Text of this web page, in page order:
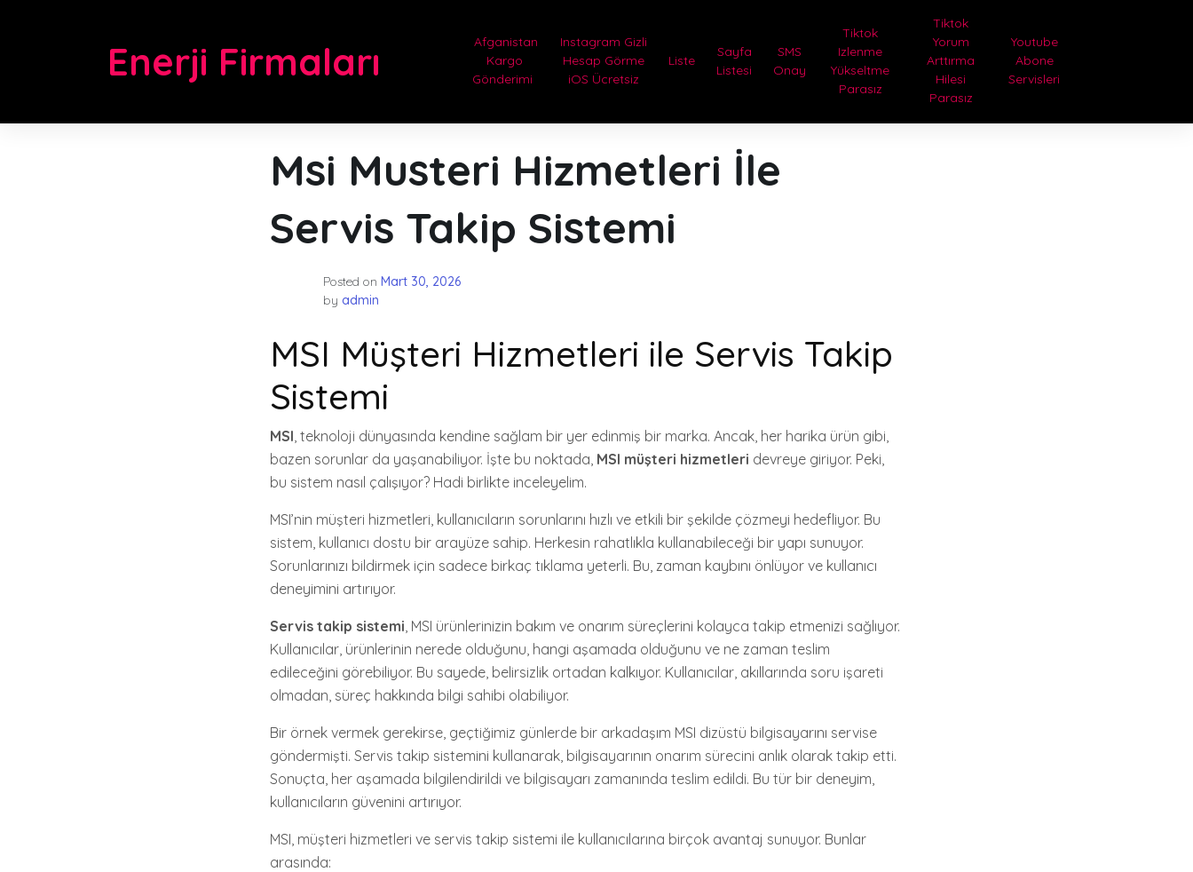
Enerji Firmaları
Afganistan
Kargo
Gönderimi
Instagram Gizli
Hesap Görme
iOS Ücretsiz
Liste
Sayfa
Listesi
SMS
Onay
Tiktok
Izlenme
Yükseltme
Parasız
Tiktok
Yorum
Arttırma
Hilesi
Parasız
Youtube
Abone
Servisleri
Msi Musteri Hizmetleri İle
Servis Takip Sistemi
Posted on Mart 30, 2026
by admin
MSI Müşteri Hizmetleri ile Servis Takip
Sistemi
MSI, teknoloji dünyasında kendine sağlam bir yer edinmiş bir marka. Ancak, her harika ürün gibi,
bazen sorunlar da yaşanabiliyor. İşte bu noktada, MSI müşteri hizmetleri devreye giriyor. Peki,
bu sistem nasıl çalışıyor? Hadi birlikte inceleyelim.
MSI’nin müşteri hizmetleri, kullanıcıların sorunlarını hızlı ve etkili bir şekilde çözmeyi hedefliyor. Bu
sistem, kullanıcı dostu bir arayüze sahip. Herkesin rahatlıkla kullanabileceği bir yapı sunuyor.
Sorunlarınızı bildirmek için sadece birkaç tıklama yeterli. Bu, zaman kaybını önlüyor ve kullanıcı
deneyimini artırıyor.
Servis takip sistemi, MSI ürünlerinizin bakım ve onarım süreçlerini kolayca takip etmenizi sağlıyor.
Kullanıcılar, ürünlerinin nerede olduğunu, hangi aşamada olduğunu ve ne zaman teslim
edileceğini görebiliyor. Bu sayede, belirsizlik ortadan kalkıyor. Kullanıcılar, akıllarında soru işareti
olmadan, süreç hakkında bilgi sahibi olabiliyor.
Bir örnek vermek gerekirse, geçtiğimiz günlerde bir arkadaşım MSI dizüstü bilgisayarını servise
göndermişti. Servis takip sistemini kullanarak, bilgisayarının onarım sürecini anlık olarak takip etti.
Sonuçta, her aşamada bilgilendirildi ve bilgisayarı zamanında teslim edildi. Bu tür bir deneyim,
kullanıcıların güvenini artırıyor.
MSI, müşteri hizmetleri ve servis takip sistemi ile kullanıcılarına birçok avantaj sunuyor. Bunlar
arasında: